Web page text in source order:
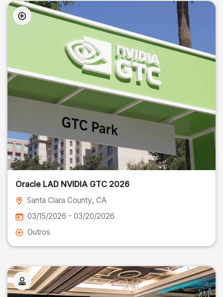
Oracle LAD NVIDIA GTC 2026
Santa Clara County, CA
03/15/2026 - 03/20/2026
Outros